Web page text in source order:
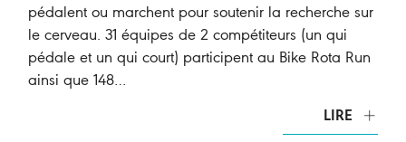
pédalent ou marchent pour soutenir la recherche sur
le cerveau. 31 équipes de 2 compétiteurs (un qui
pédale et un qui court) participent au Bike Rota Run
ainsi que 148…
LIRE